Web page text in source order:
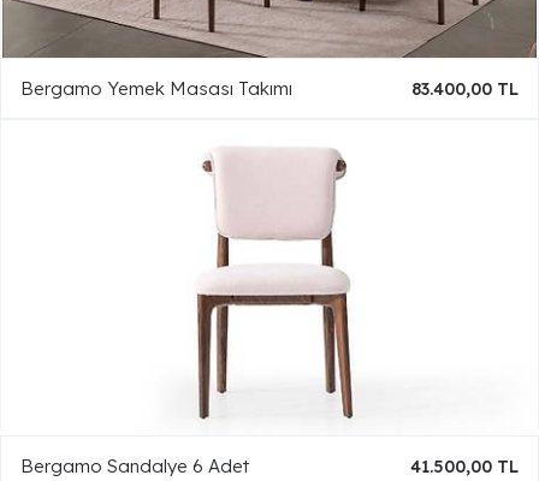
Bergamo Yemek Masası Takımı 83.400,00 TL
Bergamo Sandalye 6 Adet 41.500,00 TL